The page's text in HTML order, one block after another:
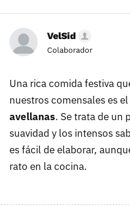
VelSid
Colaborador
Una rica comida festiva
nuestros comensales es el
avellanas. Se trata de un
suavidad y los intensos
es fácil de elaborar,
rato en la cocina.